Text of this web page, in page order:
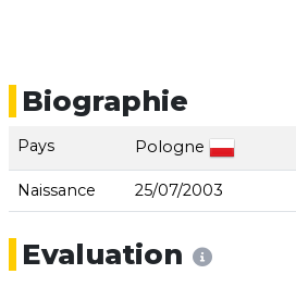
Biographie
Pays Pologne
Naissance 25/07/2003
Evaluation